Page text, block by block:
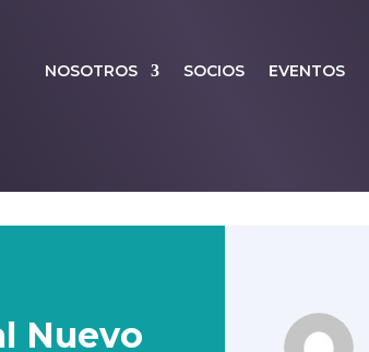
NOSOTROS SOCIOS EVENTOS
Nuevo